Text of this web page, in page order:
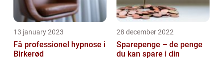
13 january 2023
Få professionel hypnose i
Birkerød
28 december 2022
Sparepenge – de penge
du kan spare i din